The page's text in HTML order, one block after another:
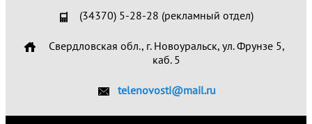
(34370) 5-28-28 (рекламный отдел)
Свердловская обл., г. Новоуральск, ул. Фрунзе 5,
каб. 5
telenovosti@mail.ru